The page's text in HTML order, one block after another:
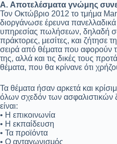
A. Αποτελέσματα γνώμης
Τον Οκτώβριο 2012 το τμήμα
διοργάνωσε έρευνα
υπηρεσίας πωλήσεων, δηλαδή
πράκτορες, μεσίτες, και ζήτησε
σειρά από θέματα που αφορούν
της, αλλά και τις δικές τους
θέματα, που θα κρίνανε ότι
Τα θέματα ήσαν αρκετά και
όλων σχεδόν των ασφαλιστικών
είναι:
• Η επικοινωνία
• Η εκπαίδευση
• Τα προϊόντα
• Ο ανταγωνισμός